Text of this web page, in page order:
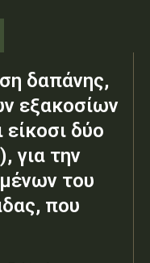
δαπάνης,
εξακοσίων
δύο
για την
του
που